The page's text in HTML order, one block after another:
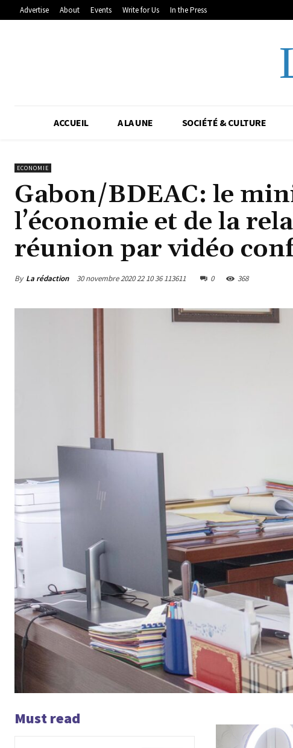
Advertise About Events Write for Us In the Press
ACCUEIL A LA UNE SOCIÉTÉ & CULTURE
ECONOMIE
Gabon/BDEAC: le
l’économie et de la
réunion par vidéo
By La rédaction 30 novembre 2020 22 10 36 113611 0 368
Must read